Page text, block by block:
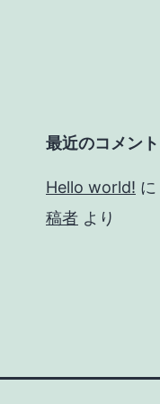
最近のコメント
Hello world! に
稿者 より